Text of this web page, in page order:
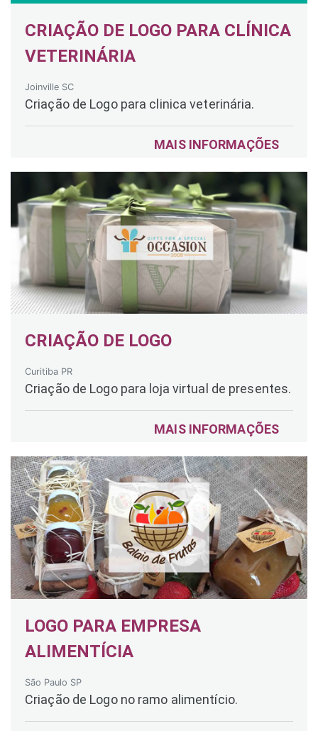
CRIAÇÃO DE LOGO PARA CLÍNICA
VETERINÁRIA
Joinville SC
Criação de Logo para clinica veterinária.
MAIS INFORMAÇÕES
CRIAÇÃO DE LOGO
Curitiba PR
Criação de Logo para loja virtual de presentes.
MAIS INFORMAÇÕES
LOGO PARA EMPRESA
ALIMENTÍCIA
São Paulo SP
Criação de Logo no ramo alimentício.